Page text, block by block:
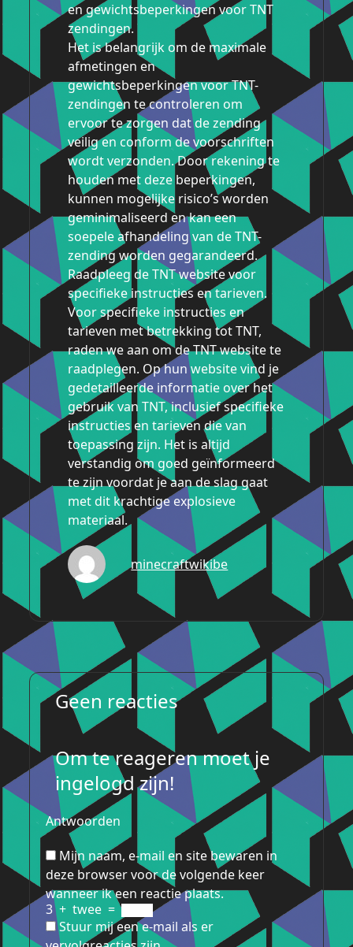
en gewichtsbeperkingen voor TNT
zendingen.
Het is belangrijk om de maximale
afmetingen en
gewichtsbeperkingen voor TNT-
zendingen te controleren om
ervoor te zorgen dat de zending
veilig en conform de voorschriften
wordt verzonden. Door rekening te
houden met deze beperkingen,
kunnen mogelijke risico’s worden
geminimaliseerd en kan een
soepele afhandeling van de TNT-
zending worden gegarandeerd.
Raadpleeg de TNT website voor
specifieke instructies en tarieven.
Voor specifieke instructies en
tarieven met betrekking tot TNT,
raden we aan om de TNT website te
raadplegen. Op hun website vind je
gedetailleerde informatie over het
gebruik van TNT, inclusief specifieke
instructies en tarieven die van
toepassing zijn. Het is altijd
verstandig om goed geïnformeerd
te zijn voordat je aan de slag gaat
met dit krachtige explosieve
materiaal.
minecraftwikibe
Geen reacties
Om te reageren moet je
ingelogd zijn!
Antwoorden
Mijn naam, e-mail en site bewaren in
deze browser voor de volgende keer
wanneer ik een reactie plaats.
3+ twee =
Stuur mij een e-mail als er